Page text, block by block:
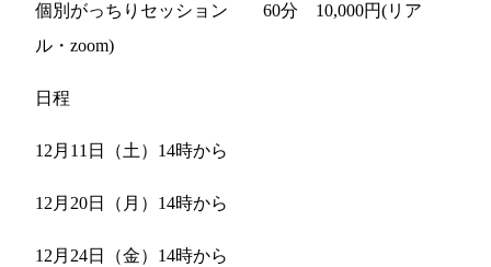
個別がっちりセッション
60分 10,000円(リア
ル・zoom)
日程
12月11日（土）14時から
12月20日（月） 14時から
12月24日（金） 14時から